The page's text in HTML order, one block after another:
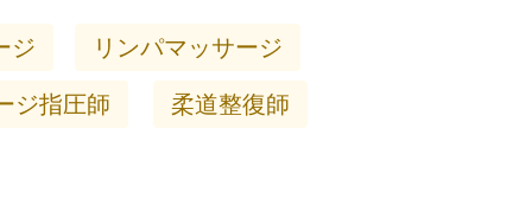
ジ
リンパマッサージ
ジ指圧師
柔道整復師